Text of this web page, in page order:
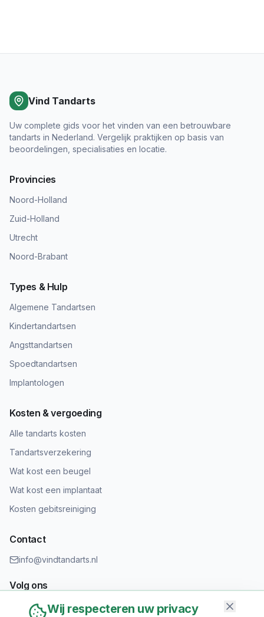
Vind Tandarts
Uw complete gids voor het vinden van een betrouwbare
tandarts in Nederland. Vergelijk praktijken op basis van
beoordelingen, specialisaties en locatie.
Provincies
Noord-Holland
Zuid-Holland
Utrecht
Noord-Brabant
Types & Hulp
Algemene Tandartsen
Kindertandartsen
Angsttandartsen
Spoedtandartsen
Implantologen
Kosten & vergoeding
Alle tandarts kosten
Tandartsverzekering
Wat kost een beugel
Wat kost een implantaat
Kosten gebitsreiniging
Contact
info@vindtandarts.nl
Volg ons
Wij respecteren uw privacy